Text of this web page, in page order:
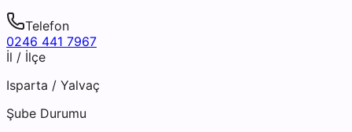
Telefon
0246 441 7967
İl / İlçe
Isparta / Yalvaç
Şube Durumu